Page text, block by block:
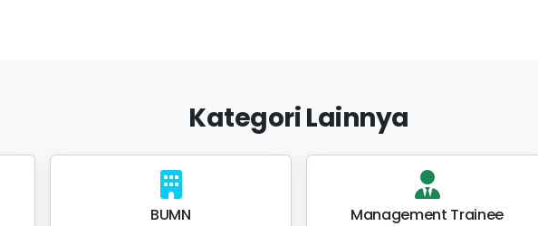
Kategori Lainnya
BUMN Management Trainee